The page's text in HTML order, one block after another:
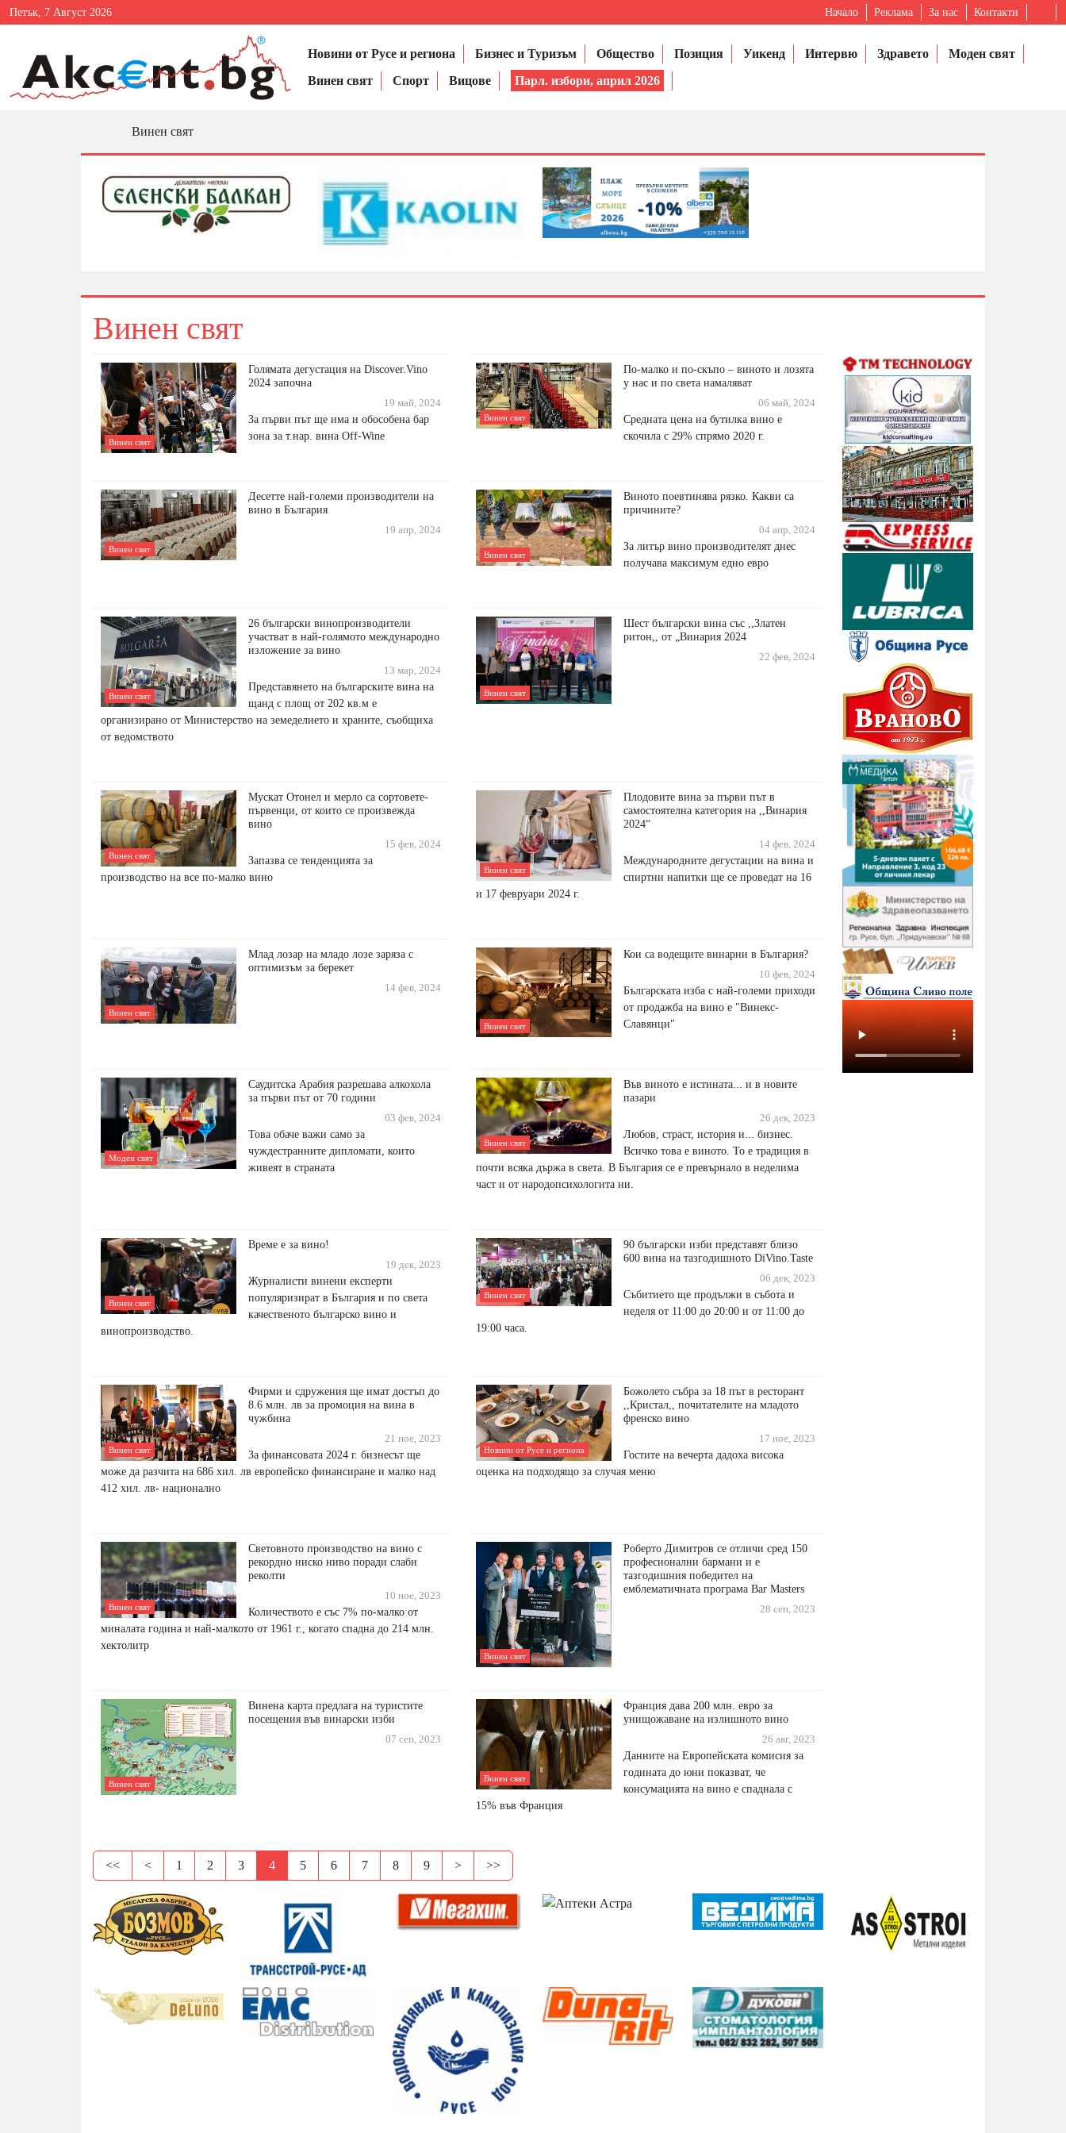
Петък, 7 Август 2026 Начало Реклама За нас Контакти
Новини от Русе и региона Бизнес и Туризъм Общество Позиция Уикенд Интервю Здравето
Моден свят
Винен свят
Спорт Вицове Парл. избори, април 2026
Винен свят
Винен свят
Винен свят
Голямата дегустация на Discover.Vino
2024 започна
19 май, 2024
За първи път ще има и обособена бар
зона за т.нар. вина Off-Wine
Винен свят
По-малко и по-скъпо – виното и лозята
у нас и по света намаляват
06 май, 2024
Средната цена на бутилка вино е
скочила с 29% спрямо 2020 г.
Винен свят
Дeceттe нaй-гoлeми пpoизвoдитeли нa
винo в Бългapия
19 апр, 2024
Винен свят
Виното поевтинява рязко. Какви са
причините?
04 апр, 2024
За литър вино производителят днес
получава максимум едно евро
Винен свят
26 български винопроизводители
участват в най-голямото международно
изложение за вино
13 мар, 2024
Представянето на българските вина на
щанд с площ от 202 кв.м е
организирано от Министерство на земеделието и храните, съобщиха
от ведомството
Винен свят
Шест български вина със ,,Златен
ритон,, от „Винария 2024
22 фев, 2024
Винен свят
Мускат Отонел и мерло са сортовете-
първенци, от които се произвежда
вино
15 фев, 2024
Запазва се тенденцията за
производство на все по-малко вино
Винен свят
Плодовите вина за първи път в
самостоятелна категория на ,,Винария
2024“
14 фев, 2024
Международните дегустации на вина и
спиртни напитки ще се проведат на 16
и 17 февруари 2024 г.
Винен свят
Млад лозар на младо лозе заряза с
оптимизъм за берекет
14 фев, 2024
Винен свят
Кои са водещите винарни в България?
10 фев, 2024
Българската изба с най-големи приходи
от продажба на вино е "Винекс-
Славянци"
Моден свят
Саудитска Арабия разрешава алкохола
за първи път от 70 години
03 фев, 2024
Това обаче важи само за
чуждестранните дипломати, които
живеят в страната
Винен свят
Във виното е истината... и в новите
пазари
26 дек, 2023
Любов, страст, история и... бизнес.
Всичко това е виното. То е традиция в
почти всяка държа в света. В България се е превърнало в неделима
част и от народопсихологита ни.
Винен свят
Време е за вино!
19 дек, 2023
Журналисти винени експерти
популяризират в България и по света
качественото българско вино и
винопроизводство.
Винен свят
90 български изби представят близо
600 вина на тазгодишното DiVino.Taste
06 дек, 2023
Събитието ще продължи в събота и
неделя от 11:00 до 20:00 и от 11:00 до
19:00 часа.
Винен свят
Фирми и сдружения ще имат достъп до
8.6 млн. лв за промоция на вина в
чужбина
21 ное, 2023
За финансовата 2024 г. бизнесът ще
може да разчита на 686 хил. лв европейско финансиране и малко над
412 хил. лв- национално
Новини от Русе и региона
Божолето събра за 18 път в ресторант
,,Кристал,, почитателите на младото
френско вино
17 ное, 2023
Гостите на вечерта дадоха висока
оценка на подходящо за случая меню
Винен свят
Световното производство на вино с
рекордно ниско ниво поради слаби
реколти
10 ное, 2023
Количеството е със 7% по-малко от
миналата година и най-малкото от 1961 г., когато спадна до 214 млн.
хектолитр
Винен свят
Роберто Димитров се отличи сред 150
професионални бармани и е
тазгодишния победител на
емблематичната програма Bar Masters
28 сеп, 2023
Винен свят
Винена карта предлага на туристите
посещения във винарски изби
07 сеп, 2023
Винен свят
Франция дава 200 млн. евро за
унищожаване на излишното вино
26 авг, 2023
Данните на Европейската комисия за
годината до юни показват, че
консумацията на вино е спаднала с
15% във Франция
<< < 1 2 3 4 5 6 7 8 9 > >>